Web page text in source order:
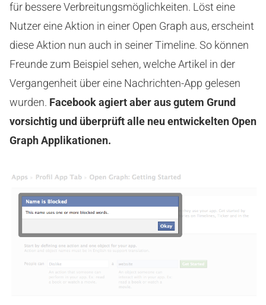
für bessere Verbreitungsmöglichkeiten. Löst eine
Nutzer eine Aktion in einer Open Graph aus, erscheint
diese Aktion nun auch in seiner Timeline. So können
Freunde zum Beispiel sehen, welche Artikel in der
Vergangenheit über eine Nachrichten-App gelesen
wurden. Facebook agiert aber aus gutem Grund
vorsichtig und überprüft alle neu entwickelten Open
Graph Applikationen.